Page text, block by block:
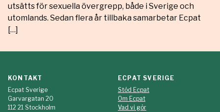
utsätts för sexuella övergrepp, både i Sverige och
utomlands. Sedan flera år tillbaka samarbetar Ecpat
[…]
KONTAKT
Ecpat Sverige
Garvargatan 20
112 21 Stockholm
ECPAT SVERIGE
Stöd Ecpat
Om Ecpat
Vad vi gör